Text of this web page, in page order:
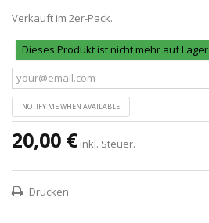
Verkauft im 2er-Pack.
Dieses Produkt ist nicht mehr auf Lager
NOTIFY ME WHEN AVAILABLE
20,00 € inkl. Steuer.
Drucken